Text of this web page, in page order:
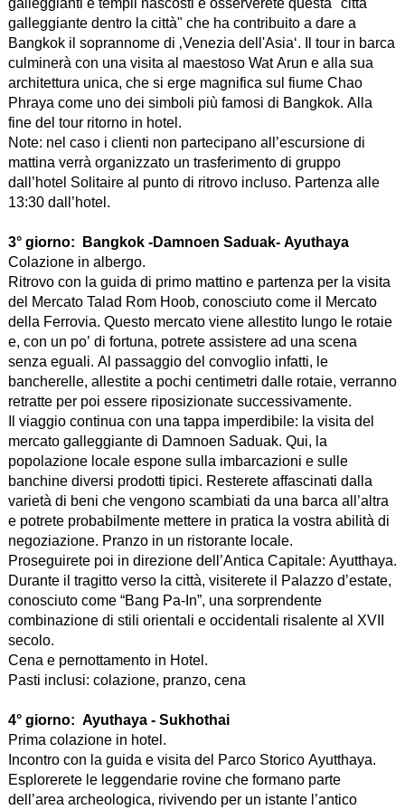
galleggianti e templi nascosti e osserverete questa "città
galleggiante dentro la città" che ha contribuito a dare a
Bangkok il soprannome di ‚Venezia dell'Asia‘. Il tour in barca
culminerà con una visita al maestoso Wat Arun e alla sua
architettura unica, che si erge magnifica sul fiume Chao
Phraya come uno dei simboli più famosi di Bangkok. Alla
fine del tour ritorno in hotel.
Note: nel caso i clienti non partecipano all’escursione di
mattina verrà organizzato un trasferimento di gruppo
dall’hotel Solitaire al punto di ritrovo incluso. Partenza alle
13:30 dall’hotel.
3° giorno:
Bangkok -Damnoen Saduak- Ayuthaya
Colazione in albergo.
Ritrovo con la guida di primo mattino e partenza per la visita
del Mercato Talad Rom Hoob, conosciuto come il Mercato
della Ferrovia. Questo mercato viene allestito lungo le rotaie
e, con un po’ di fortuna, potrete assistere ad una scena
senza eguali. Al passaggio del convoglio infatti, le
bancherelle, allestite a pochi centimetri dalle rotaie, verranno
retratte per poi essere riposizionate successivamente.
Il viaggio continua con una tappa imperdibile: la visita del
mercato galleggiante di Damnoen Saduak. Qui, la
popolazione locale espone sulla imbarcazioni e sulle
banchine diversi prodotti tipici. Resterete affascinati dalla
varietà di beni che vengono scambiati da una barca all’altra
e potrete probabilmente mettere in pratica la vostra abilità di
negoziazione. Pranzo in un ristorante locale.
Proseguirete poi in direzione dell’Antica Capitale: Ayutthaya.
Durante il tragitto verso la città, visiterete il Palazzo d’estate,
conosciuto come “Bang Pa-In”, una sorprendente
combinazione di stili orientali e occidentali risalente al XVII
secolo.
Cena e pernottamento in Hotel.
Pasti inclusi: colazione, pranzo, cena
4° giorno: Ayuthaya - Sukhothai
Prima colazione in hotel.
Incontro con la guida e visita del Parco Storico Ayutthaya.
Esplorerete le leggendarie rovine che formano parte
dell’area archeologica, rivivendo per un istante l’antico